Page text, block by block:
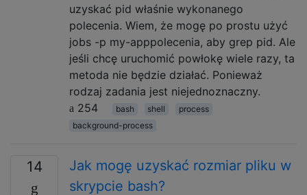
uzyskać pid właśnie wykonanego
polecenia. Wiem, że mogę po prostu użyć
jobs -p my-apppolecenia, aby grep pid. Ale
jeśli chcę uruchomić powłokę wiele razy, ta
metoda nie będzie działać. Ponieważ
rodzaj zadania jest niejednoznaczny.
254
bash shell
process
background-process
14
Jak mogę uzyskać rozmiar pliku w
skrypcie bash?